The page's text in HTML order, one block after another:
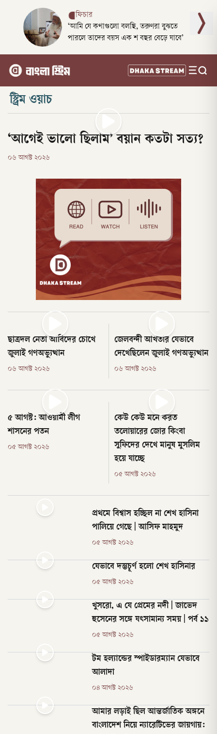
ফিচার
‘আমি যে কথাগুলো বলছি, তরুণরা বুঝতে
পারলে তাদের বয়স এক শ বছর বেড়ে যাবে’
স্ট্রিম ওয়াচ
‘আগেই ভালো ছিলাম’ বয়ান কতটা সত্য?
০৬ আগস্ট ২০২৬
ছাত্রদল নেতা আবিদের চোখে
জুলাই গণঅভ্যুত্থান
০৬ আগস্ট ২০২৬
জেলবন্দী আখতার যেভাবে
দেখেছিলেন জুলাই গণঅভ্যুত্থান
০৬ আগস্ট ২০২৬
৫ আগস্ট: আওয়ামী লীগ
শাসনের পতন
০৫ আগস্ট ২০২৬
কেউ কেউ মনে করত
তলোয়ারের জোর কিংবা
সুফিদের দেখে মানুষ মুসলিম
হয়ে যাচ্ছে
০৫ আগস্ট ২০২৬
প্রথমে বিশ্বাস হচ্ছিল না শেখ হাসিনা
পালিয়ে গেছে | আসিফ মাহমুদ
০৫ আগস্ট ২০২৬
যেভাবে দম্ভচূর্ণ হলো শেখ হাসিনার
০৫ আগস্ট ২০২৬
খুসরো, এ যে প্রেমের নদী | জাভেদ
হুসেনের সঙ্গে যৎসামান্য সময় | পর্ব ১১
০৫ আগস্ট ২০২৬
টম হল্যান্ডের স্পাইডারম্যান যেভাবে
আলাদা
০৪ আগস্ট ২০২৬
আমার লড়াই ছিল আন্তর্জাতিক অঙ্গনে
বাংলাদেশ নিয়ে ন্যারেটিভের জায়গায়: